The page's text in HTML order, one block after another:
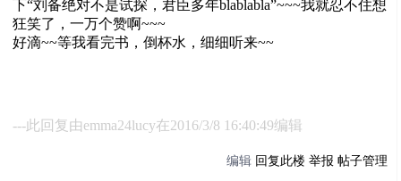
下“刘备绝对不是试探，君臣多年blablabla”~~~我就忍不住想
狂笑了，一万个赞啊~~~
好滴~~等我看完书，倒杯水，细细听来~~
---此回复由emma24lucy在2016/3/8 16:40:49编辑
编辑 回复此楼 举报 帖子管理